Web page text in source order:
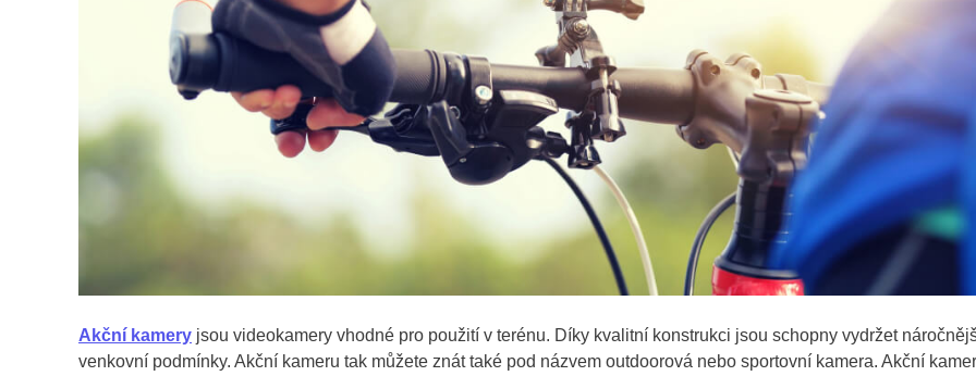
Akční kamery jsou videokamery vhodné pro použití v terénu. Díky kvalitní konstrukci jsou schopny vydržet
venkovní podmínky. Akční kameru tak můžete znát také pod názvem outdoorová nebo sportovní kamera. Akční